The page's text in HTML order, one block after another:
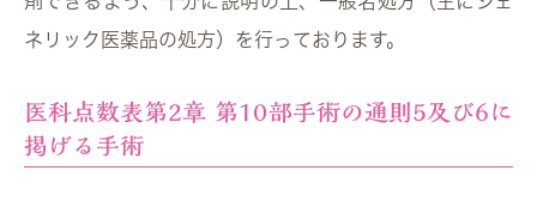
ネリック医薬品の処方）を行っております。
医科点数表第2章 第10部手術の通則5及び6に
掲げる手術